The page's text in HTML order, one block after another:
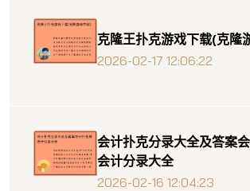
克隆王扑克游戏下载(克隆
2026-02-17 12:06:22
会计扑克分录大全及答案
会计分录大全
2026-02-16 12:04:23